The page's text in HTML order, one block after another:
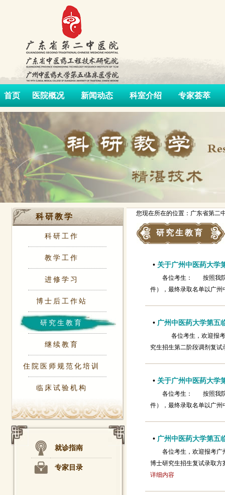
首页 医院概况 新闻动态 科室介绍 专家荟萃
科研教学
科研工作
教学工作
进修学习
博士后工作站
研究生教育
继续教育
住院医师规范化培训
临床试验机构
就诊指南
专家目录
您现在所在的位置：广东省第二
研究生教育
• 关于广州中医药大学
各位考生： 按照我院
件），最终录取名单以广
• 广州中医药大学第五
各位考生，欢迎报考
究生招生第二阶段调剂复
• 关于广州中医药大学
各位考生： 按照我院
件），最终录取名单以广
• 广州中医药大学第五
各位考生，欢迎报考广
博士研究生招生复试录取
详细内容